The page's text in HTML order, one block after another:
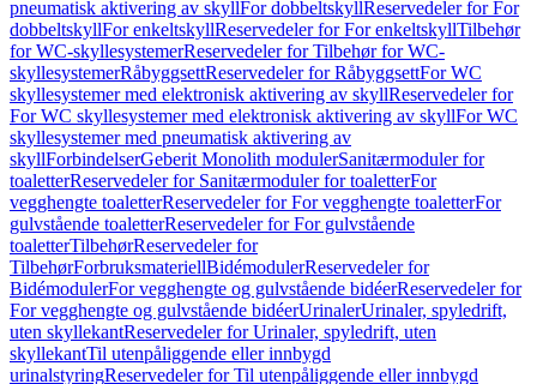
pneumatisk aktivering av skyllFor dobbeltskyllReservedeler for For
dobbeltskyllFor enkeltskyllReservedeler for For enkeltskyllTilbehør
for WC-skyllesystemerReservedeler for Tilbehør for WC-
skyllesystemerRåbyggsettReservedeler for RåbyggsettFor WC
skyllesystemer med elektronisk aktivering av skyllReservedeler for
For WC skyllesystemer med elektronisk aktivering av skyllFor WC
skyllesystemer med pneumatisk aktivering av
skyllForbindelserGeberit Monolith modulerSanitærmoduler for
toaletterReservedeler for Sanitærmoduler for toaletterFor
vegghengte toaletterReservedeler for For vegghengte toaletterFor
gulvstående toaletterReservedeler for For gulvstående
toaletterTilbehørReservedeler for
TilbehørForbruksmateriellBidémodulerReservedeler for
BidémodulerFor vegghengte og gulvstående bidéerReservedeler for
For vegghengte og gulvstående bidéerUrinalerUrinaler, spyledrift,
uten skyllekantReservedeler for Urinaler, spyledrift, uten
skyllekantTil utenpåliggende eller innbygd
urinalstyringReservedeler for Til utenpåliggende eller innbygd